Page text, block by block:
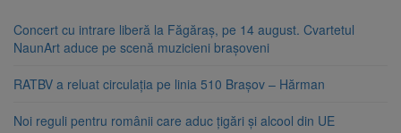
Concert cu intrare liberă la Făgăraș, pe 14 august. Cvartetul
NaunArt aduce pe scenă muzicieni brașoveni
RATBV a reluat circulația pe linia 510 Brașov – Hărman
Noi reguli pentru românii care aduc țigări și alcool din UE